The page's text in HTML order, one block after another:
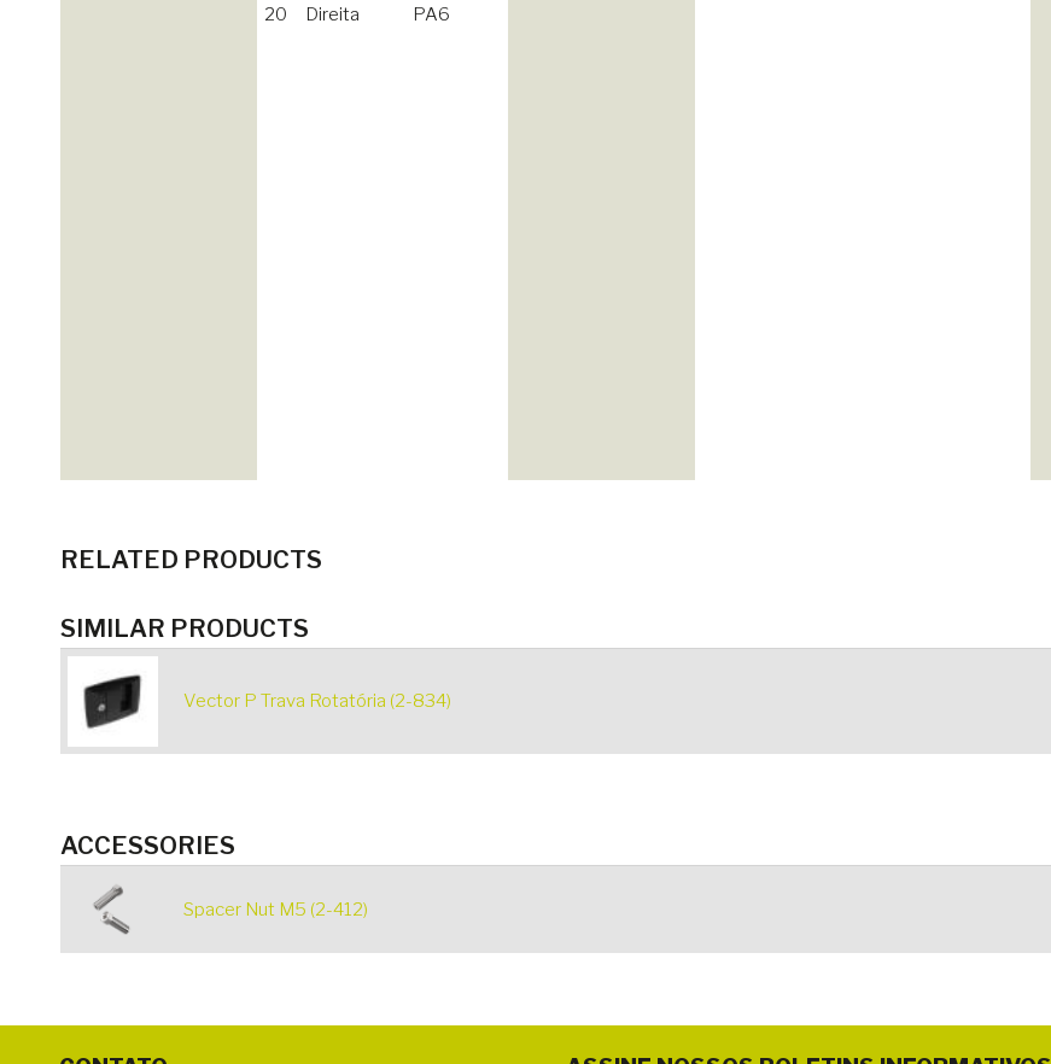
20 Direita PA6
RELATED PRODUCTS
SIMILAR PRODUCTS
Vector P Trava Rotatória (2-834)
ACCESSORIES
Spacer Nut M5 (2-412)